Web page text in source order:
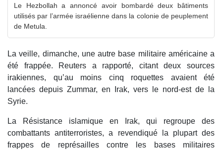
Le Hezbollah a annoncé avoir bombardé deux bâtiments
utilisés par l’armée israélienne dans la colonie de peuplement
de Metula.
La veille, dimanche, une autre base militaire américaine a
été frappée. Reuters a rapporté, citant deux sources
irakiennes, qu’au moins cinq roquettes avaient été
lancées depuis Zummar, en Irak, vers le nord-est de la
Syrie.
La Résistance islamique en Irak, qui regroupe des
combattants antiterroristes, a revendiqué la plupart des
frappes de représailles contre les bases militaires